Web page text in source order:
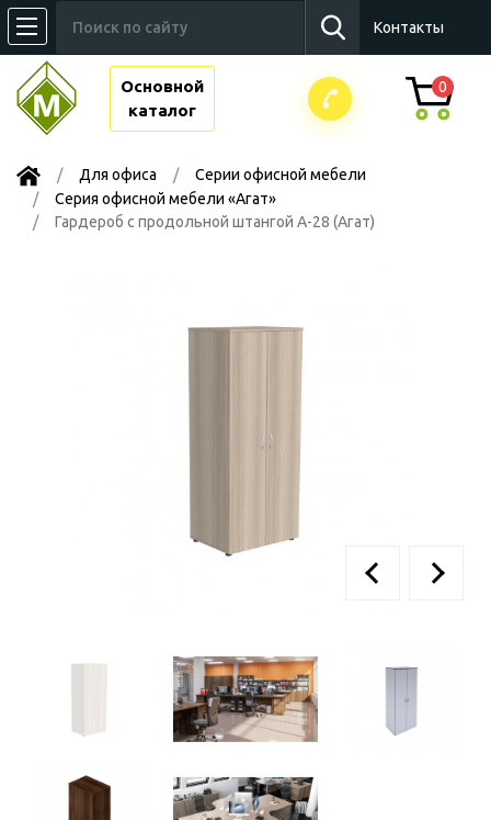
Контакты
Основной
каталог
0
Для офиса
Серии офисной мебели
Серия офисной мебели «Агат»
Гардероб с продольной штангой А-28 (Агат)